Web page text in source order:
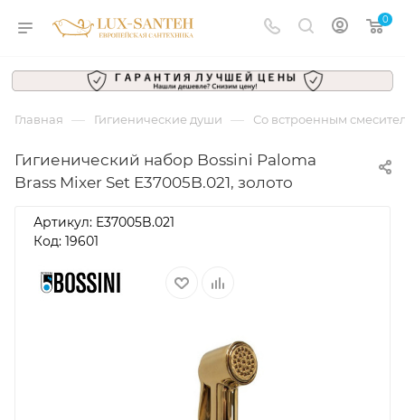
0
Главная — Гигиенические души — Со встроенным
Гигиенический набор Bossini Paloma
Brass Mixer Set E37005B.021, золото
Артикул: E37005B.021
Код: 19601